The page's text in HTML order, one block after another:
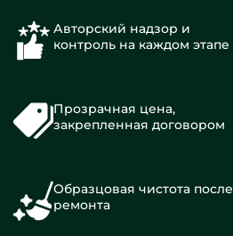
Авторский надзор и
контроль на каждом этапе
Прозрачная цена,
закрепленная договором
Образцовая чистота после
ремонта